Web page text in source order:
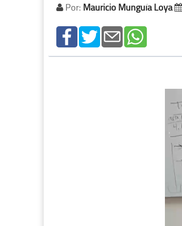
Por: Mauricio Munguía Loya